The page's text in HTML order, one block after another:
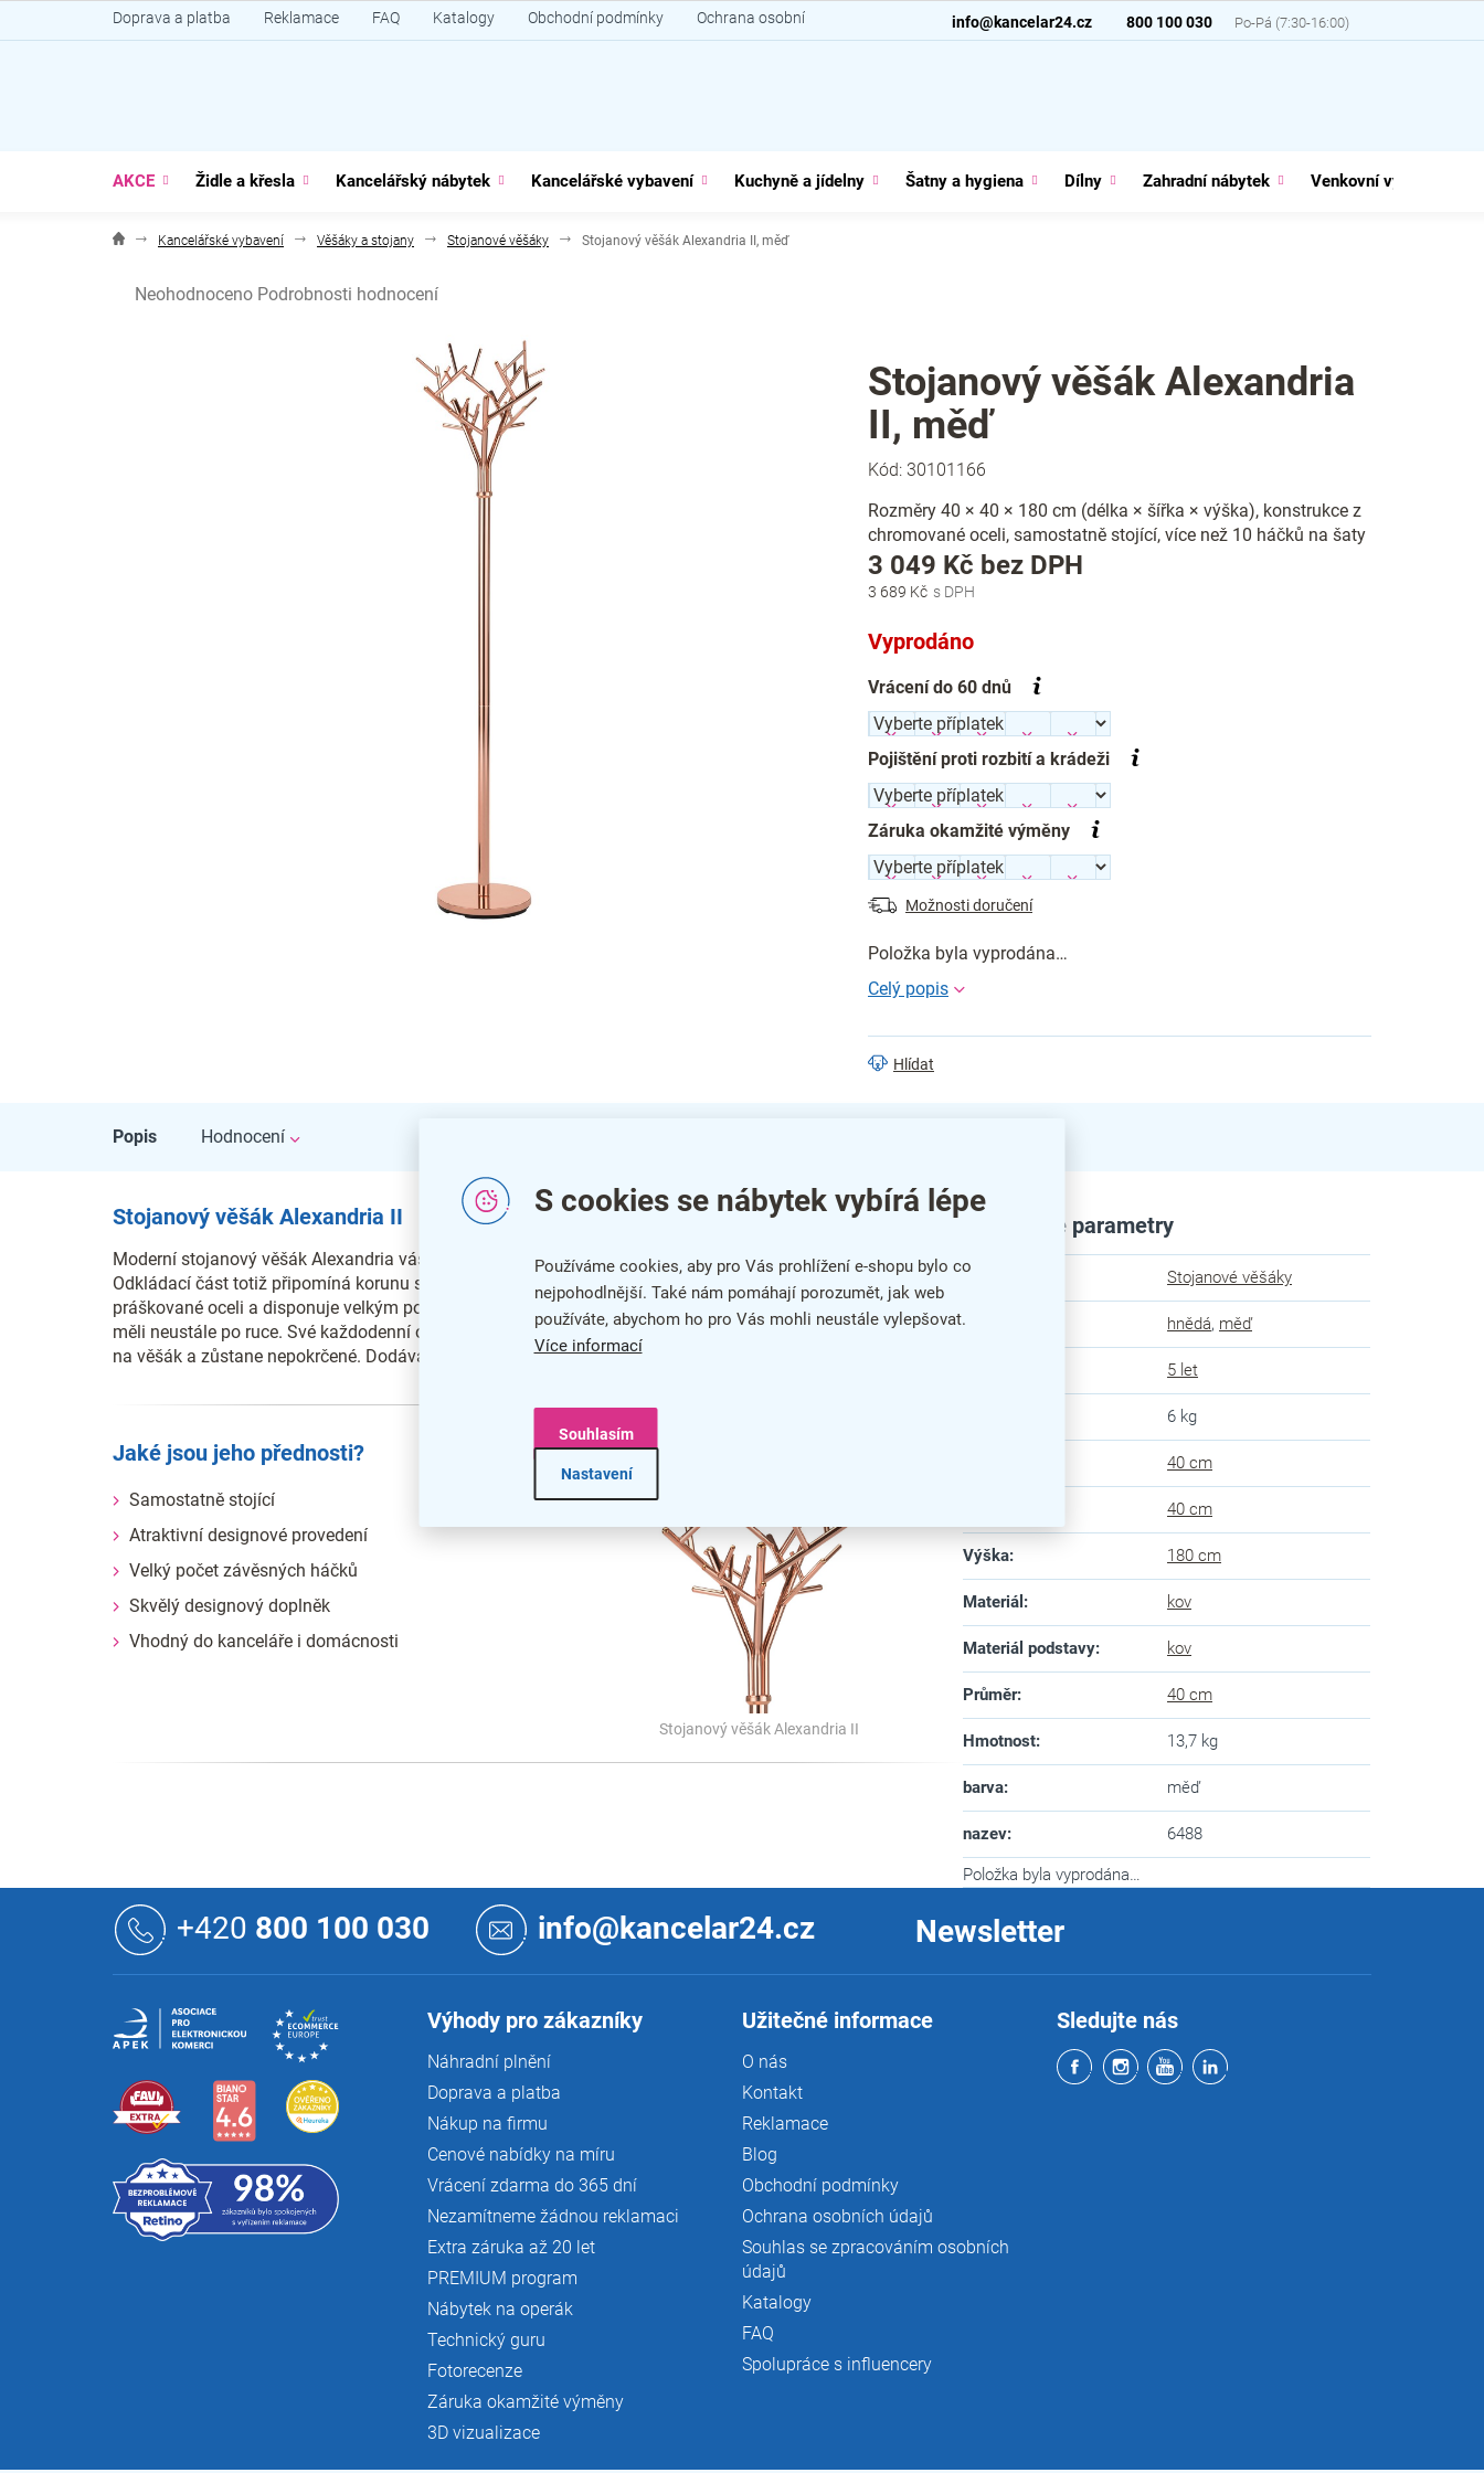
S cookies se nábytek vybírá lépe
Používáme cookies, aby pro Vás prohlížení e-shopu bylo co
nejpohodlnější. Také nám pomáhají porozumět, jak web
používáte, abychom ho pro Vás mohli neustále vylepšovat.
Více informací
Nastavení
Souhlasím
na
800 100 030
info@kancelar24.cz
Doprava a platba Reklamace FAQ Katalogy Obchodní podmínky Ochrana osobních údajů
AKCE Židle a křesla Kancelářský nábytek Kancelářské vybavení Kuchyně a jídelny Šatny a hygiena Dílny Zahradní nábytek Venkovní vybavení
Kancelářské vybavení Věšáky a stojany Stojanové věšáky Stojanový věšák Alexandria II, měď
hodnocení
Neohodnoceno Podrobnosti hodnocení
Stojanový věšák Alexandria
II, měď
Kód: 30101166
Rozměry 40 × 40 × 180 cm (délka × šířka × výška), konstrukce z
chromované oceli, samostatně stojící, více než 10 háčků na šaty
3 689 Kč
3 049 Kč bez DPH
Vyprodáno
Vrácení do 60 dnů
Pojištění proti rozbití a krádeži
Záruka okamžité výměny
Možnosti doručení
Položka byla vyprodána…
Hlídat
Popis Hodnocení
Stojanový věšák Alexandria II
Moderní stojanový věšák Alexandria vás na první pohled zaujme svým neotřelým designovým zpracováním.
Odkládací část totiž připomíná korunu stromu. Jeho samostatně stojící konstrukce je vyrobená z pevné
práškované oceli a disponuje velkým počtem háčků. Zajistí pohodlné a praktické zavěšení oděvů, abyste je
měli neustále po ruce. Své každodenní oblečení nemusíte pracně skládat a ukládat do skříně, stačí jej zavěsit
na věšák a zůstane nepokrčené. Dodáváme jej také v
černém provedení
Jaké jsou jeho přednosti?
Samostatně stojící
Atraktivní designové provedení
Velký počet závěsných háčků
Skvělý designový doplněk
Vhodný do kanceláře i domácnosti
Stojanový věšák Alexandria II
Doplňkové parametry
Kategorie Stojanové věšáky
Barva hnědá, měď
5 let
6 kg
40 cm
40 cm
Výška: 180 cm
Materiál : kov
Materiál podstavy: kov
Průměr: 40 cm
Hmotnost: 13,7 kg
barva: měď
nazev: 6488
Položka byla vyprodána…
+420 800 100 030 info@kancelar24.cz Newsletter
Výhody pro zákazníky
Náhradní plnění
Doprava a platba
Nákup na firmu
Cenové nabídky na míru
Vrácení zdarma do 365 dní
Nezamítneme žádnou reklamaci
Extra záruka až 20 let
PREMIUM program
Nábytek na operák
Technický guru
Fotorecenze
Záruka okamžité výměny
3D vizualizace
Užitečné informace
O nás
Kontakt
Reklamace
Blog
Obchodní podmínky
Ochrana osobních údajů
Souhlas se zpracováním osobních
údajů
Katalogy
FAQ
Spolupráce s influencery
Sledujte nás